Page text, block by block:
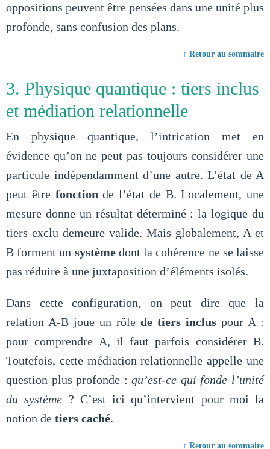
oppositions peuvent être pensées dans une unité plus
profonde, sans confusion des plans.
↑ Retour au sommaire
3. Physique quantique : tiers inclus
et médiation relationnelle
En physique quantique, l’intrication met en
évidence qu’on ne peut pas toujours considérer une
particule indépendamment d’une autre. L’état de A
peut être fonction de l’état de B. Localement, une
mesure donne un résultat déterminé : la logique du
tiers exclu demeure valide. Mais globalement, A et
B forment un systèmedont la cohérence ne se laisse
pas réduire à une juxtaposition d’éléments isolés.
Dans cette configuration, on peut dire que la
relation A-B joue un rôle de tiers inclus pour A :
pour comprendre A, il faut parfois considérer B.
Toutefois, cette médiation relationnelle appelle une
question plus profonde :qu’est-ce qui fonde l’unité
du système ? C’est ici qu’intervient pour moi la
notion de tiers caché.
↑ Retour au sommaire